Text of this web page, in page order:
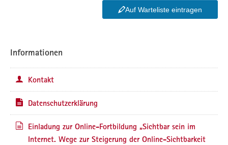
Auf Warteliste eintragen
Informationen
Kontakt
Datenschutzerklärung
Einladung zur Online-Fortbildung „Sichtbar sein im
Internet. Wege zur Steigerung der Online-Sichtbarkeit